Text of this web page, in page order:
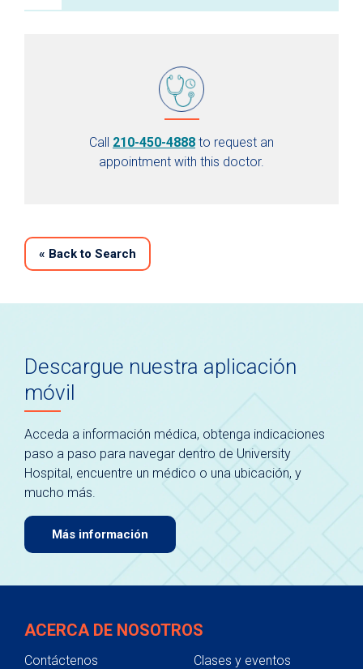
Call 210-450-4888 to request an
appointment with this doctor.
« Back to Search
Descargue nuestra aplicación
móvil
Acceda a información médica, obtenga indicaciones
paso a paso para navegar dentro de University
Hospital, encuentre un médico o una ubicación, y
mucho más.
Más información
ACERCA DE NOSOTROS
Contáctenos
Clases y eventos